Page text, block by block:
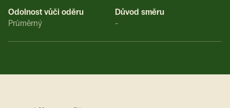
Odolnost vůči oděru
Průměrný
Důvod směru
-